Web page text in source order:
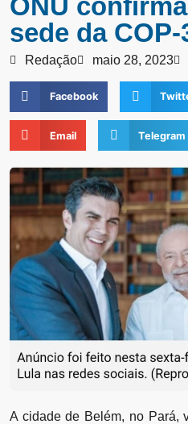
sede da COP-
Redação maio 28, 2023
Facebook
Email Telegram
A cidade de Belém, no Pará,